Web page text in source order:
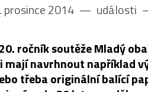
prosince 2014 –– události
ročník soutěže Mladý
mají navrhnout například
třeba originální balící